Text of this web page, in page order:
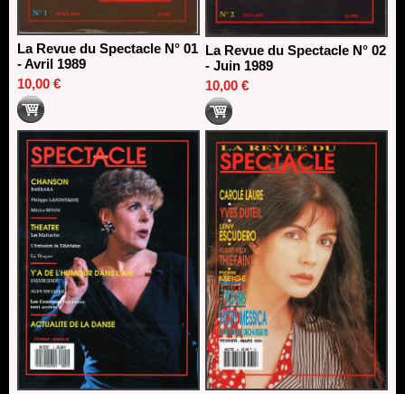
La Revue du Spectacle N° 01
- Avril 1989
10,00 €
La Revue du Spectacle N° 02
- Juin 1989
10,00 €